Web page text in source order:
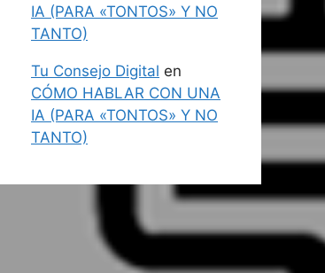
IA (PARA «TONTOS» Y NO
TANTO)
Tu Consejo Digital en
CÓMO HABLAR CON UNA
IA (PARA «TONTOS» Y NO
TANTO)